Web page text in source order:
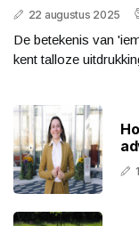
22 augustus 2025
De betekenis van
kent talloze